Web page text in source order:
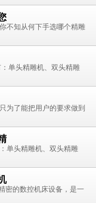
不知从何下手选哪个精雕
单头精雕机、双头精雕
为了能把用户的要求做到
单头精雕机、双头精雕
密的数控机床设备，是一